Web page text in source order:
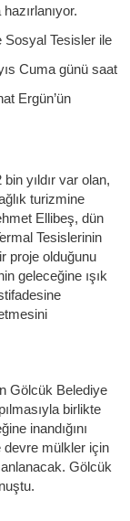
Sosyal Tesisler ile
Cuma günü saat
Ergün’ün
yıldır var olan,
turizmine
Ellibeş, dün
Tesislerinin
proje olduğunu
geleceğine ışık
Gölcük Belediye
birlikte
inandığını
devre mülkler için
Gölcük